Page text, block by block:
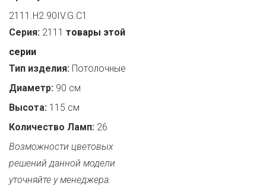
2111.H2.90IV.G.C1
Серия: 2111 товары этой
серии
Тип изделия: Потолочные
Диаметр: 90 см
Высота: 115 см
Количество Ламп: 26
Возможности цветовых
решений данной модели
уточняйте у менеджера.